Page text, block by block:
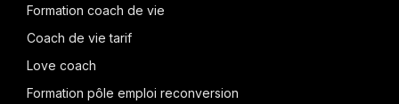
Formation coach de vie
Coach de vie tarif
Love coach
Formation pôle emploi reconversion